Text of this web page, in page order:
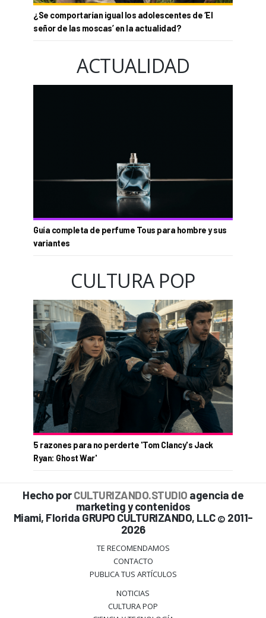
¿Se comportarían igual los adolescentes de ‘El
señor de las moscas’ en la actualidad?
ACTUALIDAD
Guía completa de perfume Tous para hombre y sus
variantes
CULTURA POP
5 razones para no perderte 'Tom Clancy's Jack
Ryan: Ghost War'
Hecho porCULTURIZANDO.STUDIO agencia de
marketing y contenidos
Miami, Florida GRUPO CULTURIZANDO, LLC © 2011-
2026
TE RECOMENDAMOS
CONTACTO
PUBLICA TUS ARTÍCULOS
NOTICIAS
CULTURA POP